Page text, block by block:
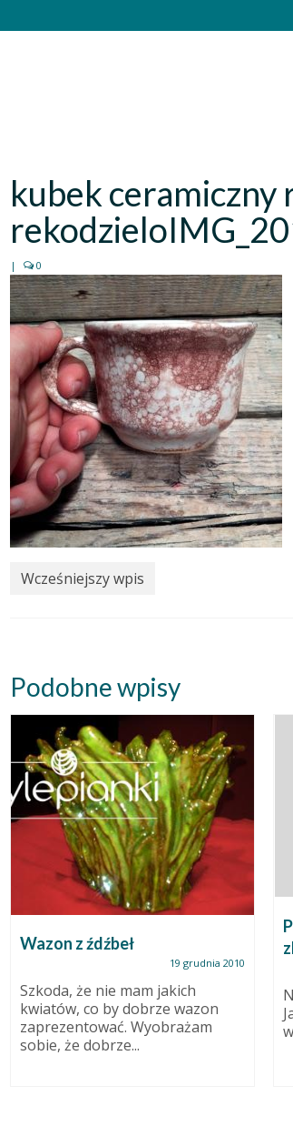
kubek
| 0
Wcześniejszy wpis
Podobne wpisy
Wazon z źdźbeł
19 grudnia 2010
Szkoda, że nie mam jakich
kwiatów, co by dobrze wazon
zaprezentować. Wyobrażam
sobie, że dobrze...